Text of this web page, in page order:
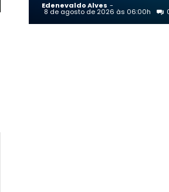
Edenevaldo Alves -
8 de agosto de 2026 às 06:00h